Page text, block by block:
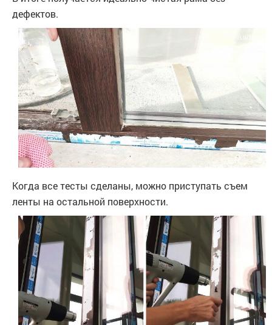
дефектов.
Когда все тесты сделаны, можно приступать съем
ленты на остальной поверхности.